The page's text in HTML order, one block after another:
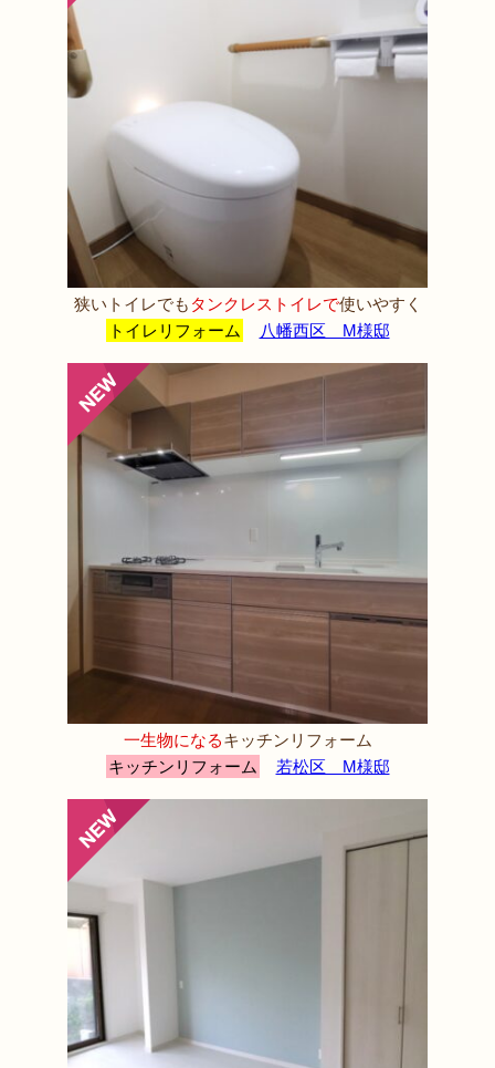
狭いトイレでも タンクレストイレで使いやすく
トイレリフォーム
八幡西区 M様邸
一生物になるキッチンリフォーム
キッチンリフォーム
若松区 M様邸